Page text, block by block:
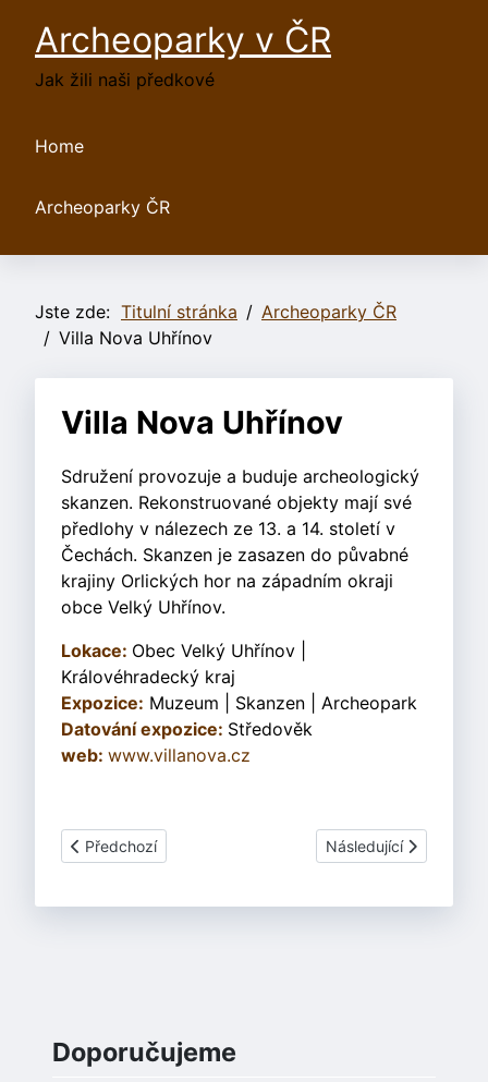
Archeoparky v ČR
Jak žili naši předkové
Home
Archeoparky ČR
Jste zde: Titulní stránka
Archeoparky ČR
Villa Nova Uhřínov
Villa Nova Uhřínov
Sdružení provozuje a buduje archeologický
skanzen. Rekonstruované objekty mají své
předlohy v nálezech ze 13. a 14. století v
Čechách. Skanzen je zasazen do půvabné
krajiny Orlických hor na západním okraji
obce Velký Uhřínov.
Lokace: Obec Velký Uhřínov |
Královéhradecký kraj
Expozice: Muzeum | Skanzen | Archeopark
Datování expozice: Středověk
web: www.villanova.cz
Předchozí článek: Pravěká Osada Křivolík
Předchozí Další článek:
Následující
Doporučujeme